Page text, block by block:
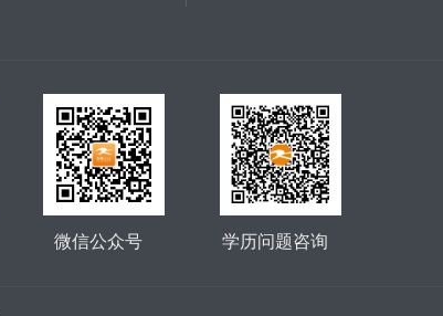
学历问题咨询
微信公众号